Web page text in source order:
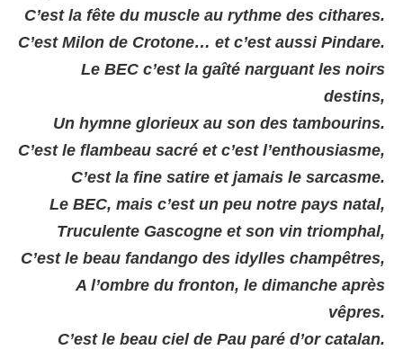
C’est la fête du muscle au rythme des cithares.
C’est Milon de Crotone… et c’est aussi Pindare.
Le BEC c’est la gaîté narguant les noirs
destins,
Un hymne glorieux au son des tambourins.
C’est le flambeau sacré et c’est l’enthousiasme,
C’est la fine satire et jamais le sarcasme.
Le BEC, mais c’est un peu notre pays natal,
Truculente Gascogne et son vin triomphal,
C’est le beau fandango des idylles champêtres,
A l’ombre du fronton, le dimanche après
vêpres.
C’est le beau ciel de Pau paré d’or catalan.